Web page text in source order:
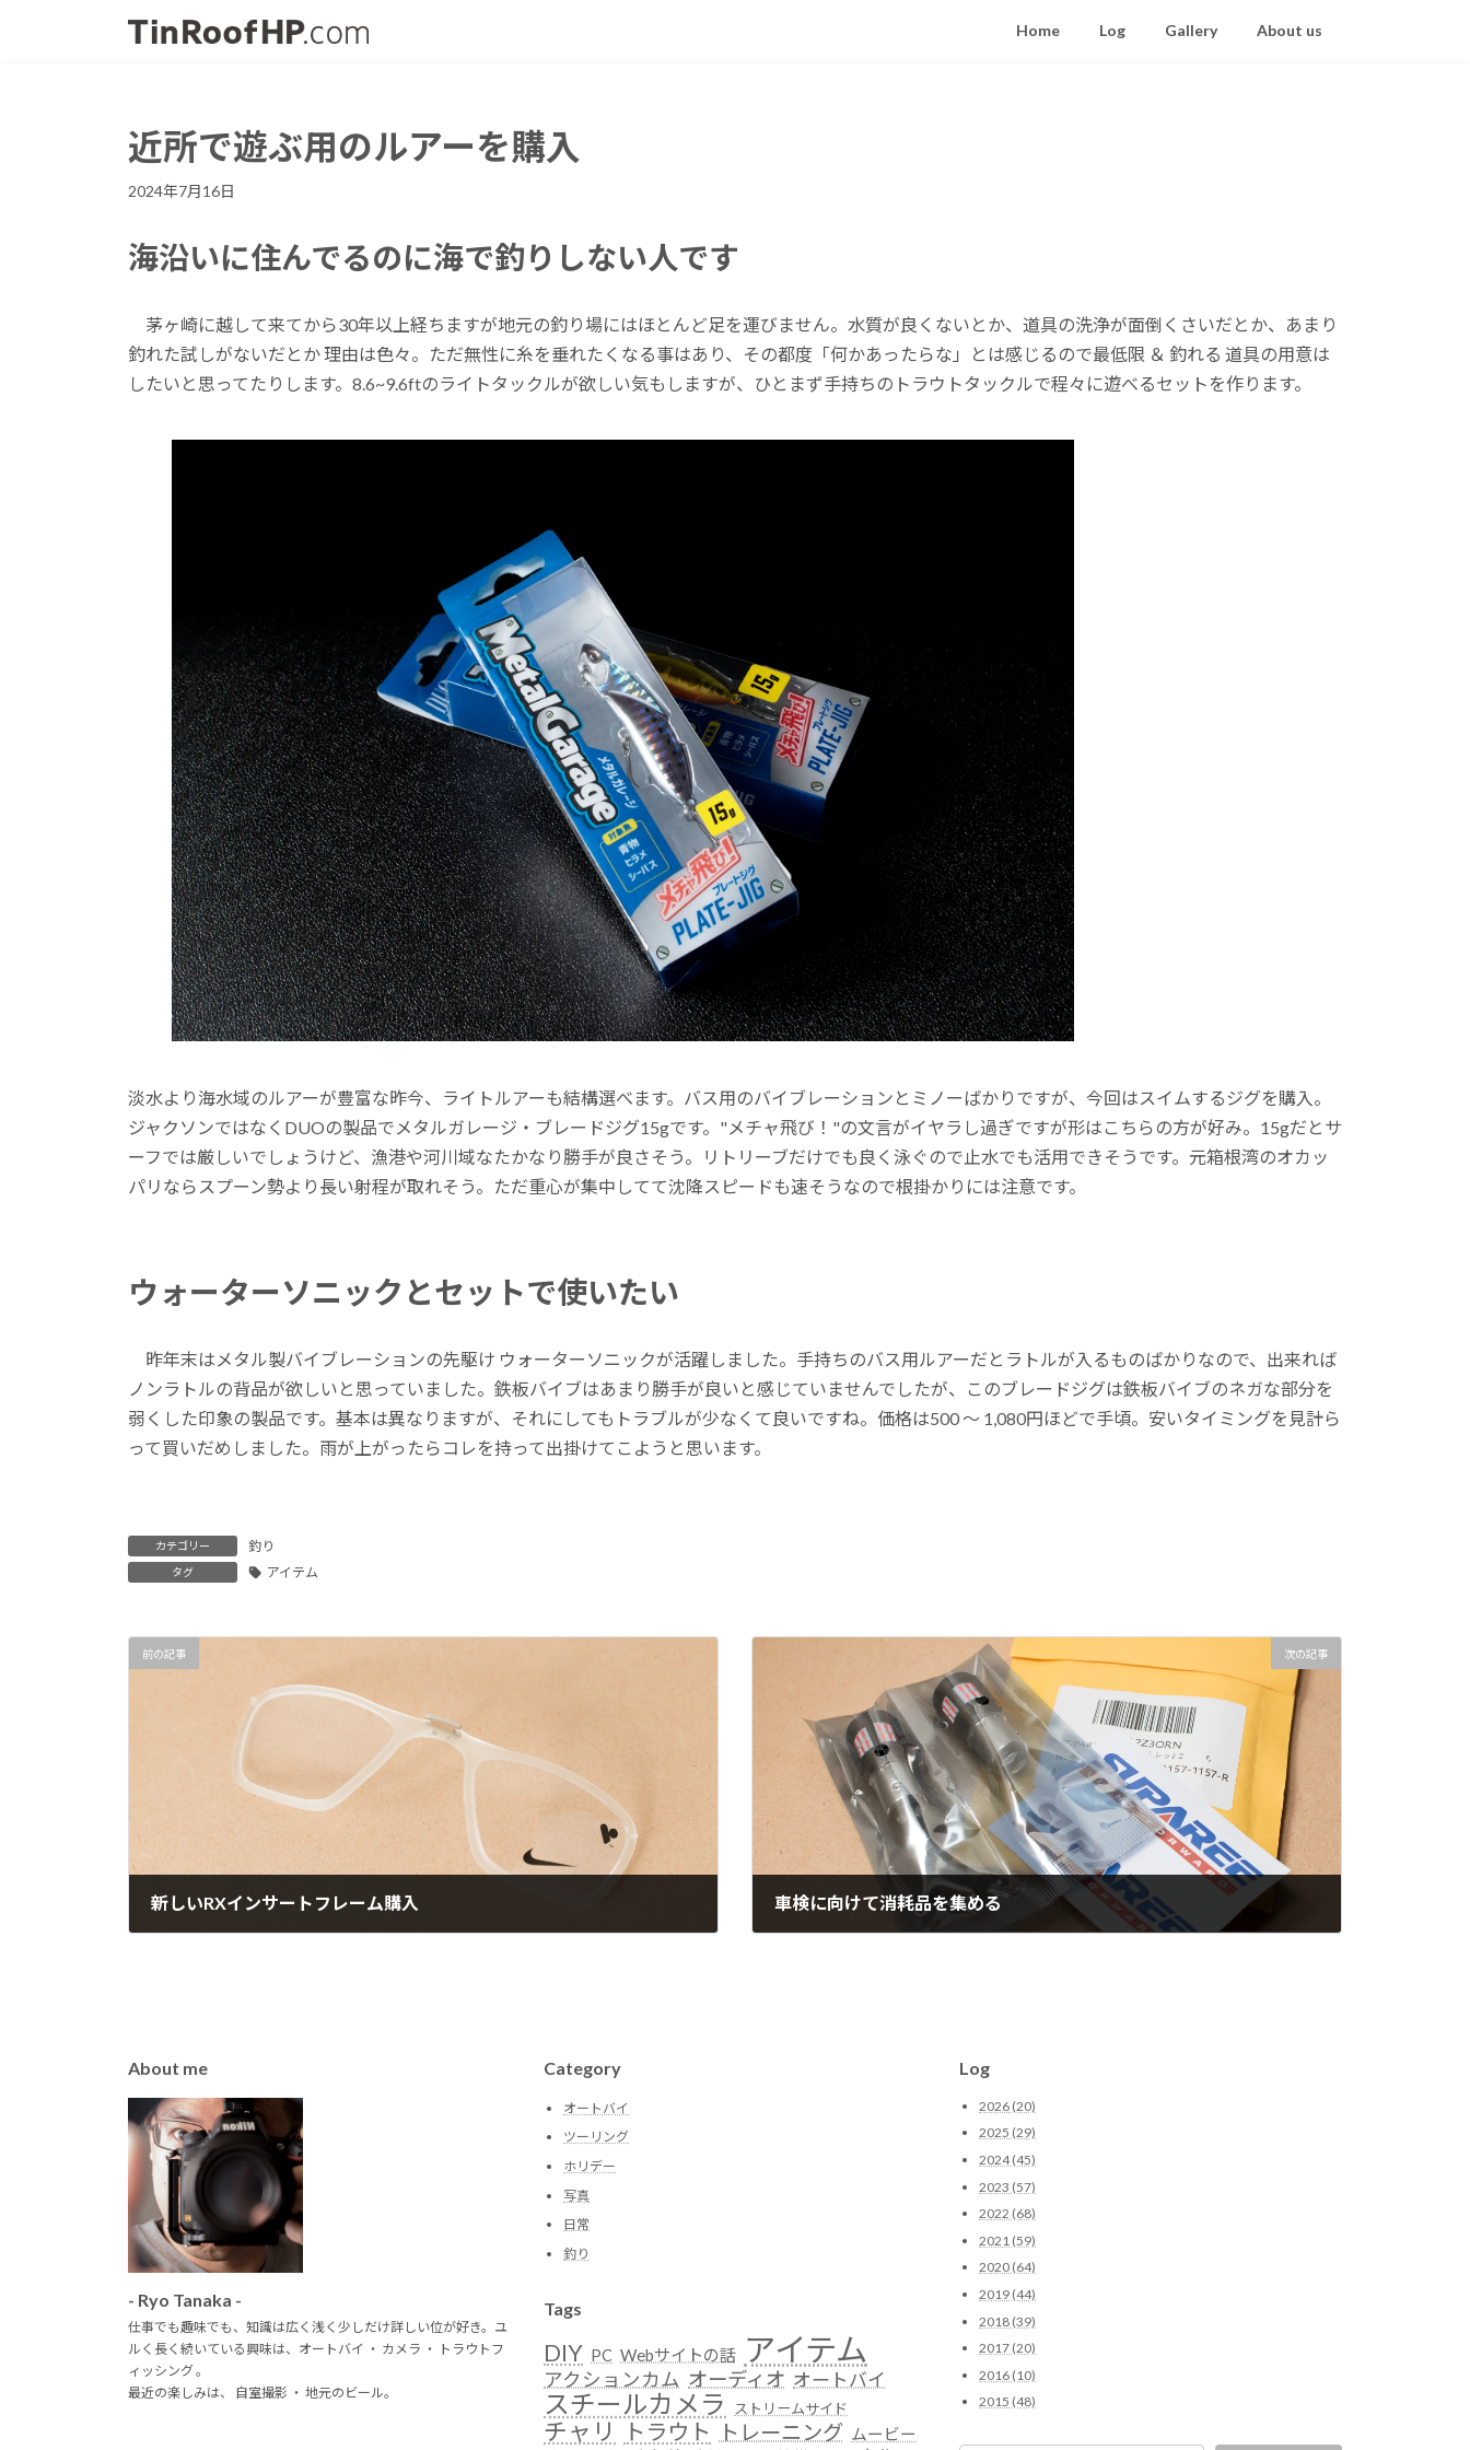
Home Log Gallery About us
近所で遊ぶ用のルアーを購入
2024年7月16日
海沿いに住んでるのに海で釣りしない人です
茅ヶ崎に越して来てから30年以上経ちますが地元の釣り場にはほとんど足を運びません。水質が良くないとか、道具の洗浄が面倒くさいだとか、あまり
釣れた試しがないだとか 理由は色々。ただ無性に糸を垂れたくなる事はあり、その都度「何かあったらな」とは感じるので最低限 ＆ 釣れる 道具の用意は
したいと思ってたりします。8.6~9.6ftのライトタックルが欲しい気もしますが、ひとまず手持ちのトラウトタックルで程々に遊べるセットを作ります。
淡水より海水域のルアーが豊富な昨今、ライトルアーも結構選べます。バス用のバイブレーションとミノーばかりですが、今回はスイムするジグを購入。
ジャクソンではなくDUOの製品でメタルガレージ・ブレードジグ15gです。"メチャ飛び！"の文言がイヤラし過ぎですが形はこちらの方が好み。15gだとサ
ーフでは厳しいでしょうけど、漁港や河川域なたかなり勝手が良さそう。リトリーブだけでも良く泳ぐので止水でも活用できそうです。元箱根湾のオカッ
パリならスプーン勢より長い射程が取れそう。ただ重心が集中してて沈降スピードも速そうなので根掛かりには注意です。
ウォーターソニックとセットで使いたい
昨年末はメタル製バイブレーションの先駆け ウォーターソニックが活躍しました。手持ちのバス用ルアーだとラトルが入るものばかりなので、出来れば
ノンラトルの背品が欲しいと思っていました。鉄板バイブはあまり勝手が良いと感じていませんでしたが、このブレードジグは鉄板バイブのネガな部分を
弱くした印象の製品です。基本は異なりますが、それにしてもトラブルが少なくて良いですね。価格は500 ～ 1,080円ほどで手頃。安いタイミングを見計ら
って買いだめしました。雨が上がったらコレを持って出掛けてこようと思います。
カテゴリー 釣り
タグ アイテム
前の記事
新しいRXインサートフレーム購入
次の記事
車検に向けて消耗品を集める
About me
- Ryo Tanaka -
仕事でも趣味でも、知識は広く浅く少しだけ詳しい位が好き。ユ
ルく長く続いている興味は、オートバイ ・ カメラ ・ トラウトフ
ィッシング 。
最近の楽しみは、 自室撮影 ・ 地元のビール。
Category
オートバイ
ツーリング
ホリデー
写真
日常
釣り
Tags
DIY PC Webサイトの話 アイテム
アクションカム オーディオ オートバイ
スチールカメラ ストリームサイド
チャリ トラウト トレーニング ムービー
Log
2026 (20)
2025 (29)
2024 (45)
2023 (57)
2022 (68)
2021 (59)
2020 (64)
2019 (44)
2018 (39)
2017 (20)
2016 (10)
2015 (48)